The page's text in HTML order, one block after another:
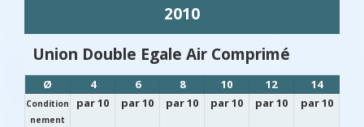
2010
Union Double Egale Air Comprimé
Ø 4 6 8 10 12 14
Condition
nement
par 10 par 10 par 10 par 10 par 10 par 10